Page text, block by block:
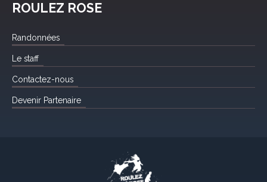
ROULEZ ROSE
Randonnées
Le staff
Contactez-nous
Devenir Partenaire